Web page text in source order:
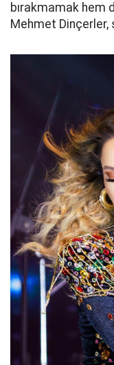
bırakmamak hem
Mehmet Dinçerler,